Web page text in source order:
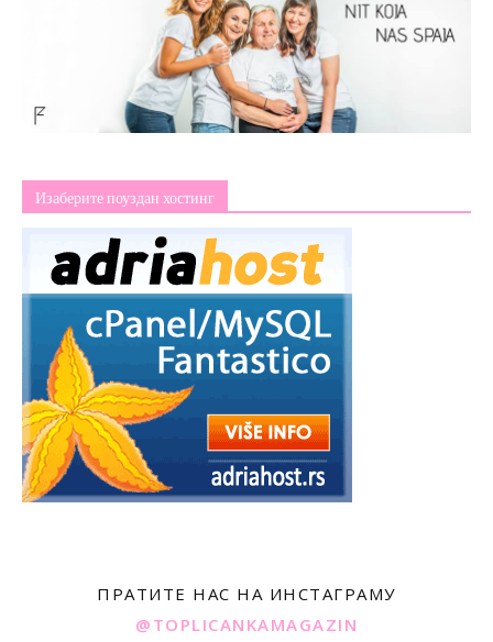
Изаберите поуздан хостинг
ПРАТИТЕ НАС НА ИНСТАГРАМУ
@TOPLICANKAMAGAZIN